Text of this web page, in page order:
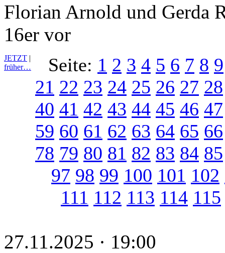
Florian Arnold und Gerda
16er vor
JETZT |
früher…
Seite: 1 2 3 4 5 6 7 8 9
21 22 23 24 25 26 27 28
40 41 42 43 44 45 46 47
59 60 61 62 63 64 65 66
78 79 80 81 82 83 84 85
97 98 99 100 101 102
111 112 113 114 115
27.11.2025 · 19:00